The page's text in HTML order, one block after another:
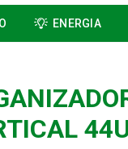
ENERGIA